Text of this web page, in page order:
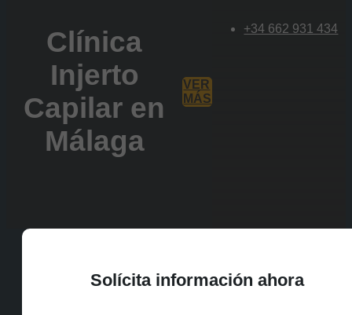
Clínica
Injerto
Capilar en
Málaga
VER
MÁS
+34 662 931 434
Solícita información ahora